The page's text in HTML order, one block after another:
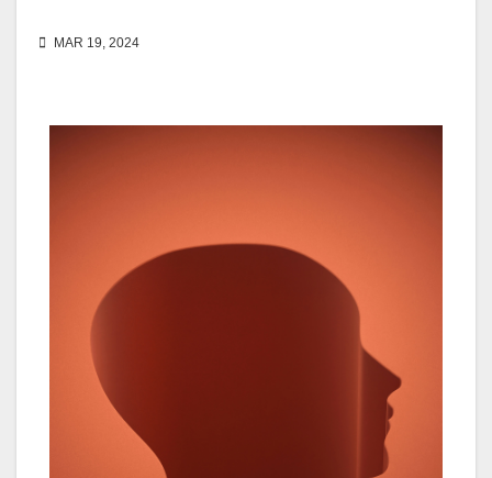
MAR 19, 2024